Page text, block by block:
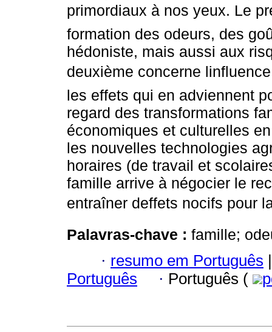
primordiaux à nos yeux. Le
formation des odeurs, des
hédoniste, mais aussi aux
deuxième concerne
les effets qui en adviennent
regard des transformations
économiques et culturelles
les nouvelles technologies
horaires (de travail et
famille arrive à négocier le
entraîner deffets nocifs pour
Palavras-chave : famille;
· resumo em Português |
Português
· Português (